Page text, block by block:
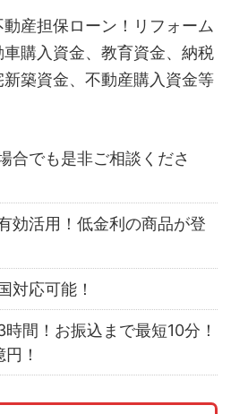
産担保ローン！リフォーム
購入資金、教育資金、納税
築資金、不動産購入資金等
合でも是非ご相談くださ
効活用！低金利の商品が登
対応可能！
間！お振込まで最短10分！
！